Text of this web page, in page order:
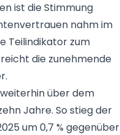
ist die Stimmung
nahm im
Teilindikator zum
die zunehmende
über dem
Jahre. So stieg der
um 0,7 % gegenüber